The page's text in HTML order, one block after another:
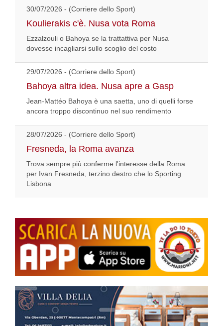
30/07/2026 - (Corriere dello Sport)
Koulierakis c'è. Nusa vota Roma
Ezzalzouli o Bahoya se la trattattiva per Nusa
dovesse incagliarsi sullo scoglio del costo
29/07/2026 - (Corriere dello Sport)
Bahoya altra idea. Nusa apre a Gasp
Jean-Mattéo Bahoya è una saetta, uno di quelli forse
ancora troppo discontinuo nel suo rendimento
28/07/2026 - (Corriere dello Sport)
Fresneda, la Roma avanza
Trova sempre più conferme l'interesse della Roma
per Ivan Fresneda, terzino destro che lo Sporting
Lisbona